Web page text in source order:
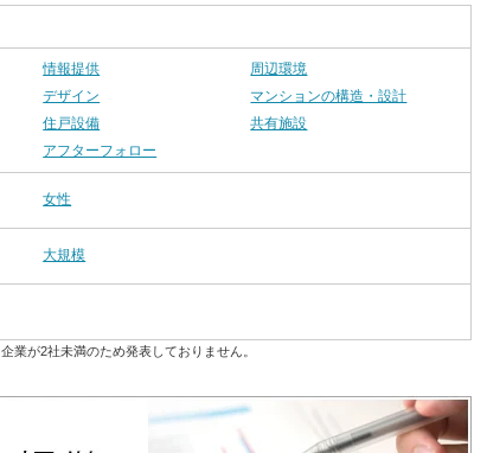
情報提供
周辺環境
デザイン
マンションの構造・設計
住戸設備
共有施設
アフターフォロー
女性
大規模
業が2社未満のため発表しておりません。